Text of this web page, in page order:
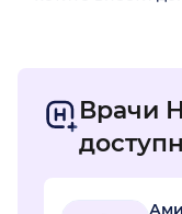
Врачи